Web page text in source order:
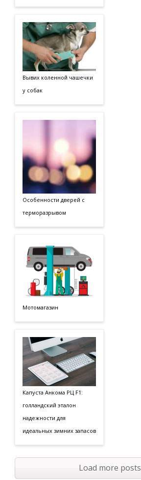
Вывих коленной чашечки
у собак
Особенности дверей с
терморазрывом
Мотомагазин
Капуста Анкома РЦ F1:
голландский эталон
надежности для
идеальных зимних запасов
Load more posts